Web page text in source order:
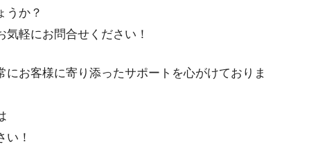
うか？
軽にお問合せください！
お客様に寄り添ったサポートを心がけておりま
！